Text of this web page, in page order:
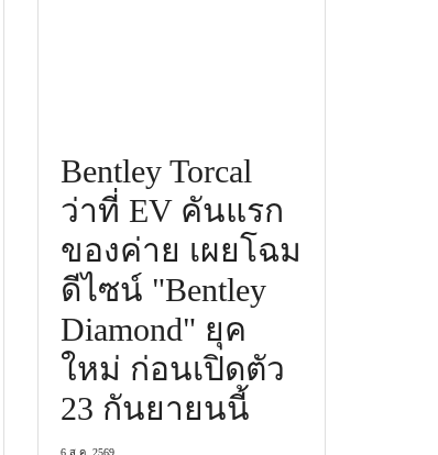
Bentley Torcal
ว่าที่ EV คันแรก
ของค่าย เผยโฉม
ดีไซน์ "Bentley
Diamond" ยุค
ใหม่ ก่อนเปิดตัว
23 กันยายนนี้
6 ส.ค. 2569